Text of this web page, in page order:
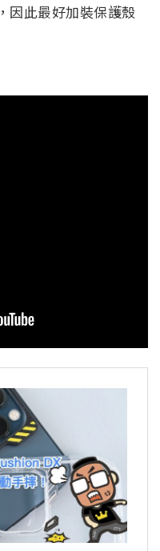
因此最好加裝保護殼